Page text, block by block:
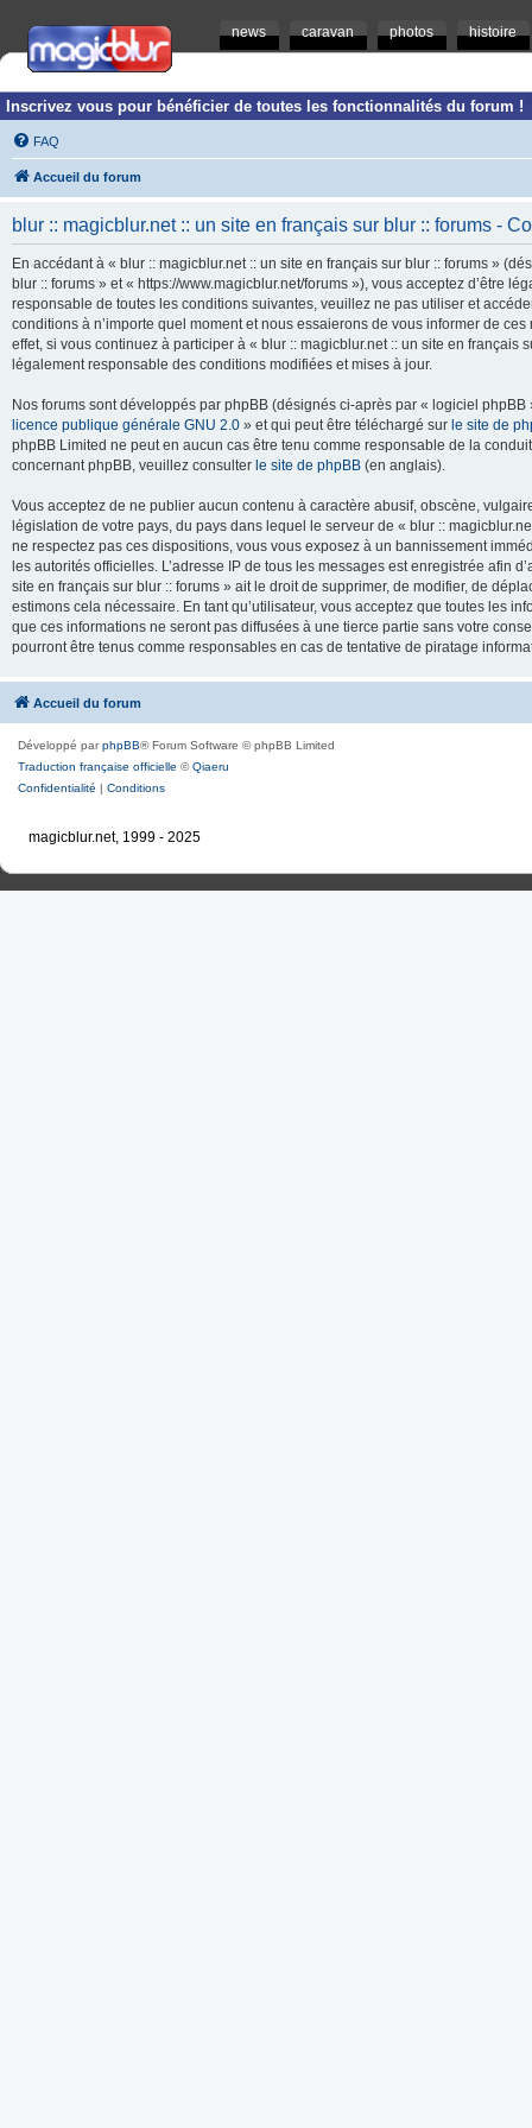
news caravan photos histoire
Inscrivez vous pour bénéficier de toutes les fonctionnalités du forum !
FAQ
Accueil du forum
blur :: magicblur.net :: un site en français sur blur :: forums -
En accédant à « blur :: magicblur.net :: un site en français sur blur :: forums »
blur :: forums » et « https://www.magicblur.net/forums »), vous acceptez d’être
responsable de toutes les conditions suivantes, veuillez ne pas utiliser et
conditions à n’importe quel moment et nous essaierons de vous informer de
effet, si vous continuez à participer à « blur :: magicblur.net :: un site en
légalement responsable des conditions modifiées et mises à jour.
Nos forums sont développés par phpBB (désignés ci-après par « logiciel
licence publique générale GNU 2.0 » et qui peut être téléchargé sur le site de
phpBB Limited ne peut en aucun cas être tenu comme responsable de la
concernant phpBB, veuillez consulter le site de phpBB (en anglais).
Vous acceptez de ne publier aucun contenu à caractère abusif, obscène,
législation de votre pays, du pays dans lequel le serveur de « blur ::
ne respectez pas ces dispositions, vous vous exposez à un bannissement
les autorités officielles. L’adresse IP de tous les messages est enregistrée afin
site en français sur blur :: forums » ait le droit de supprimer, de modifier, de
estimons cela nécessaire. En tant qu’utilisateur, vous acceptez que toutes les
que ces informations ne seront pas diffusées à une tierce partie sans votre
pourront être tenus comme responsables en cas de tentative de piratage
Accueil du forum
Développé parphpBB® Forum Software © phpBB Limited
Traduction française officielle ©Qiaeru
Confidentialité | Conditions
magicblur.net, 1999 - 2025